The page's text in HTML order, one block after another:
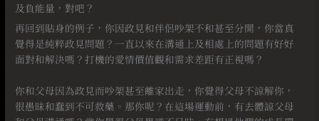
及負能量，對吧？ ⠀
再回到貼身的例子，你因政見和伴侶吵架不和甚至分開，你當真
覺得是純粹政見問題？一直以來在溝通上及相處上的問題有好好
面對和解決嗎？打機的愛情價值觀和需求差距有正視嗎？
你和父母因為政見而吵架甚至離家出走，你覺得父母不諒解你，
很愚昧和蠢到不可救藥。那你呢？在這場運動前，有去體諒父母